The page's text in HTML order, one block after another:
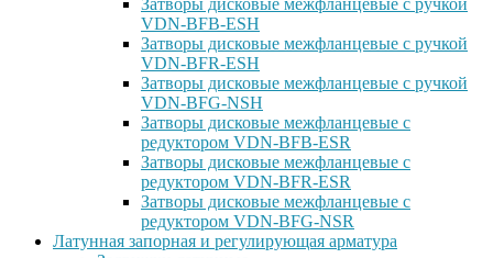
Затворы дисковые межфланцевые с ручкой
VDN-BFB-ESH
Затворы дисковые межфланцевые с ручкой
VDN-BFR-ESH
Затворы дисковые межфланцевые с ручкой
VDN-BFG-NSH
Затворы дисковые межфланцевые с
редуктором VDN-BFB-ESR
Затворы дисковые межфланцевые с
редуктором VDN-BFR-ESR
Затворы дисковые межфланцевые с
редуктором VDN-BFG-NSR
Латунная запорная и регулирующая арматура